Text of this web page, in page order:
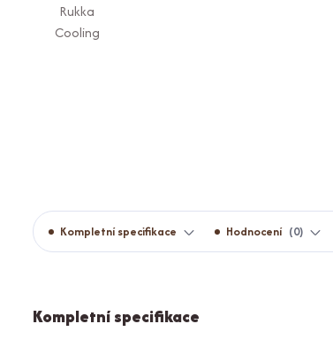
Kompletní specifikace Hodnocení 0
Kompletní specifikace